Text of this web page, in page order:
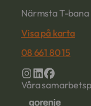
Närmsta T-
Visa på karta
08 661 80 15
Våra